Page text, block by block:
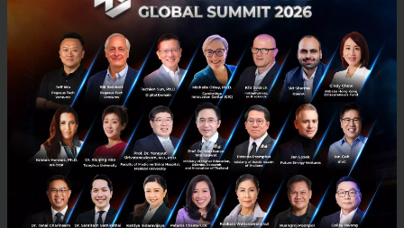
| ByTechsauce Team
business covid-19 minor-international